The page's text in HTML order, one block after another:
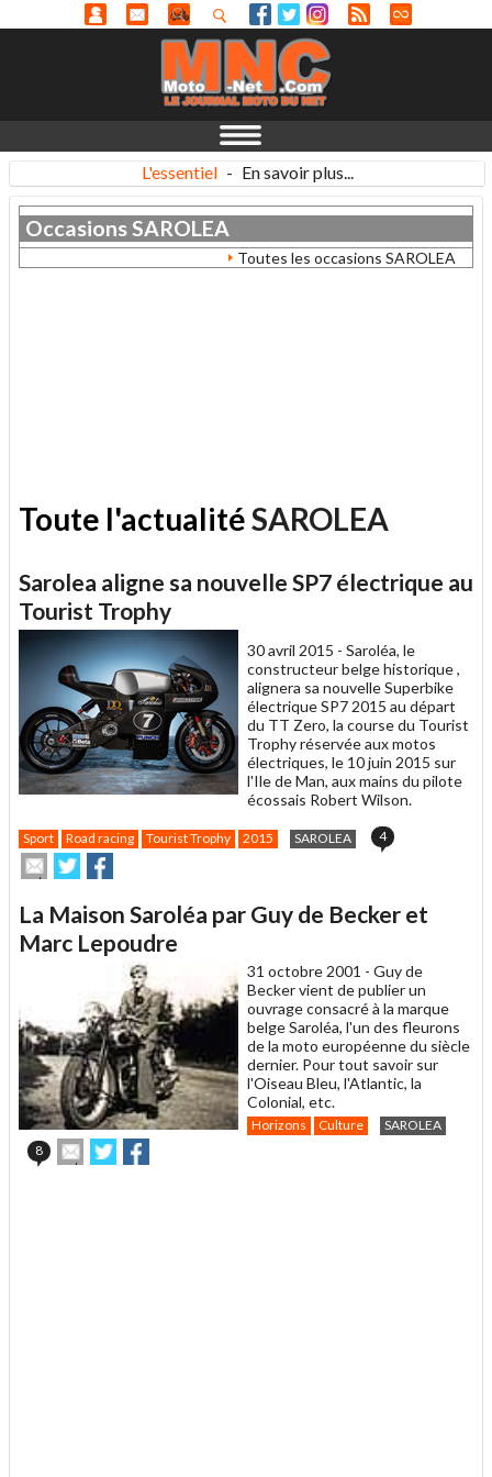
L'essentiel - En savoir plus...
OccasionsSAROLEA
Toutes les occasions SAROLEA
Toute l'actualitéSAROLEA
Sarolea aligne sa nouvelle SP7 électrique au
Tourist Trophy
30 avril 2015 - Saroléa, le
constructeur belge historique ,
alignera sa nouvelle Superbike
électrique SP7 2015 au départ
du TT Zero, la course du Tourist
Trophy réservée aux motos
électriques, le 10 juin 2015 sur
l'Ile de Man, aux mains du pilote
écossais Robert Wilson.
Sport Road racing Tourist Trophy 2015 SAROLEA 4
Envoyer
cet
à
un
ami
Partager
sur
sur
La Maison Saroléa par Guy de Becker et
Marc Lepoudre
31 octobre 2001 - Guy de
Becker vient de publier un
ouvrage consacré à la marque
belge Saroléa, l'un des fleurons
de la moto européenne du siècle
dernier. Pour tout savoir sur
l'Oiseau Bleu, l'Atlantic, la
Colonial, etc.
Horizons Culture
SAROLEA
8
Envoyer
cet
Partager
sur sur